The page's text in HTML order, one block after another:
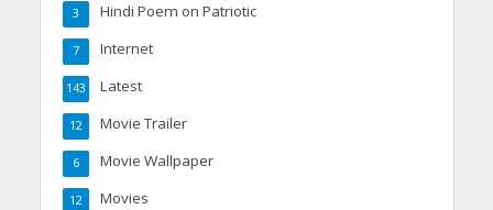
Hindi Poem on Patriotic
3
Internet
7
Latest
143
Movie Trailer
12
Movie Wallpaper
6
Movies
12